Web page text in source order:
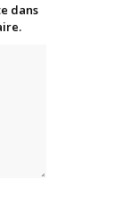
dans